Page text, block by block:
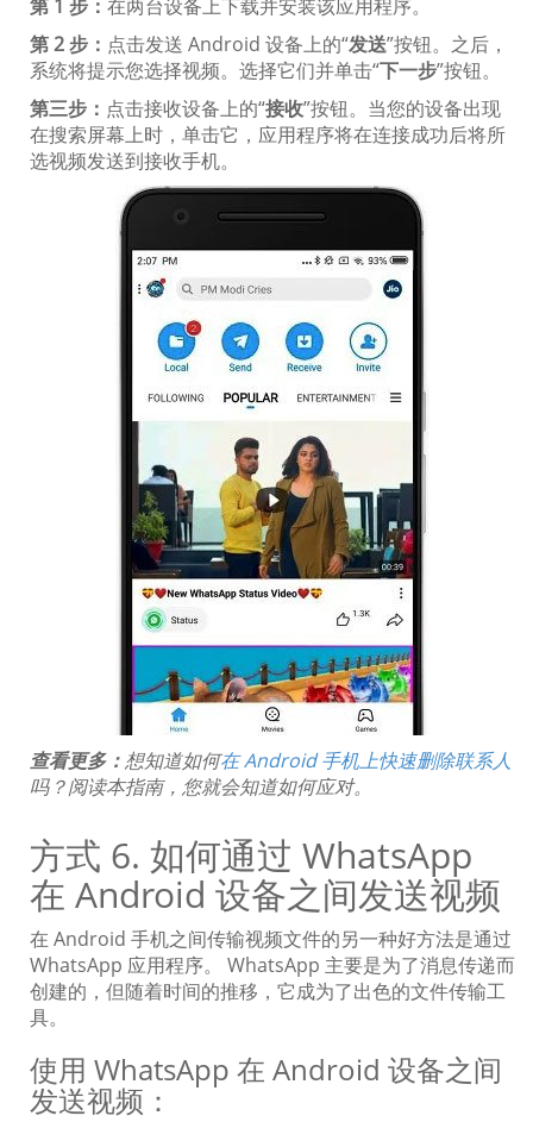
第 1 步： 在两台设备上下载并安装该应用程序。
第 2 步： 点击发送 Android 设备上的“发送”按钮。之后，
系统将提示您选择视频。选择它们并单击“下一步”按钮。
第三步： 点击接收设备上的“接收”按钮。当您的设备出现
在搜索屏幕上时，单击它，应用程序将在连接成功后将所
选视频发送到接收手机。
查看更多： 想知道如何在 Android 手机上快速删除联系人
吗？阅读本指南，您就会知道如何应对。
方式 6. 如何通过 WhatsApp
在 Android 设备之间发送视频
在 Android 手机之间传输视频文件的另一种好方法是通过
WhatsApp 应用程序。 WhatsApp 主要是为了消息传递而
创建的，但随着时间的推移，它成为了出色的文件传输工
具。
使用 WhatsApp 在 Android 设备之间
发送视频：